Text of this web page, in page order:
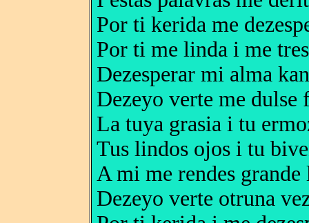
Por ti kerida me
Por ti me linda i me
Dezesperar mi alma
Dezeyo verte me
La tuya grasia i tu
Tus lindos ojos i tu
A mi me rendes
Dezeyo verte otruna